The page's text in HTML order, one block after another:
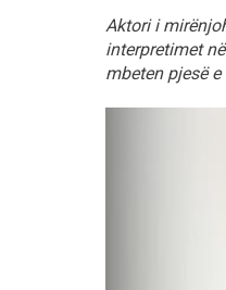
Aktori i
interpretimet
mbeten pjesë